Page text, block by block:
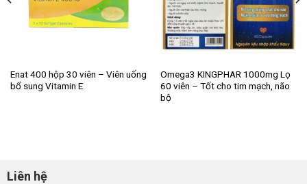
Enat 400 hộp 30 viên – Viên uống
bổ sung Vitamin E
Omega3 KINGPHAR 1000mg Lọ
60 viên – Tốt cho tim mạch, não
bộ
Liên hệ